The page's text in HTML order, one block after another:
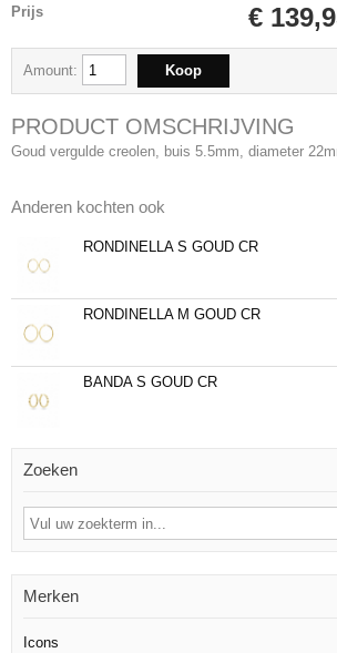
Prijs €
Amount:
PRODUCT OMSCHRIJVING
Goud vergulde creolen, buis 5.5mm, diameter
Anderen kochten ook
RONDINELLA S GOUD CR
RONDINELLA M GOUD CR
BANDA S GOUD CR
Zoeken
Merken
Icons